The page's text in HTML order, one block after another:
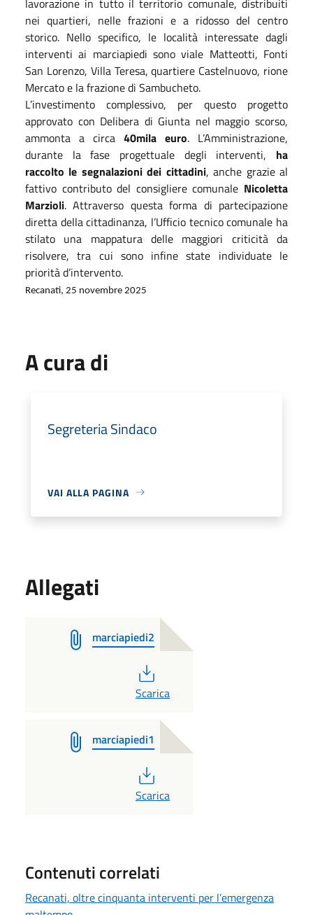
nei quartieri, nelle frazioni e a ridosso del centro
storico. Nello specifico, le località interessate dagli
interventi ai marciapiedi sono viale Matteotti, Fonti
San Lorenzo, Villa Teresa, quartiere Castelnuovo, rione
Mercato e la frazione di Sambucheto.
L’investimento complessivo, per questo progetto
approvato con Delibera di Giunta nel maggio scorso,
ammonta a circa 40mila euro. L’Amministrazione,
durante la fase progettuale degli interventi, ha
raccolto le segnalazioni dei cittadini, anche grazie al
fattivo contributo del consigliere comunale Nicoletta
Marzioli. Attraverso questa forma di partecipazione
diretta della cittadinanza, l’Ufficio tecnico comunale ha
stilato una mappatura delle maggiori criticità da
risolvere, tra cui sono infine state individuate le
priorità d’intervento.
Recanati, 25 novembre 2025
A cura di
Segreteria Sindaco
VAI ALLA PAGINA
Allegati
marciapiedi2
PDF
Scarica
marciapiedi1
PDF
Scarica
Contenuti correlati
Recanati, oltre cinquanta interventi per l’emergenza